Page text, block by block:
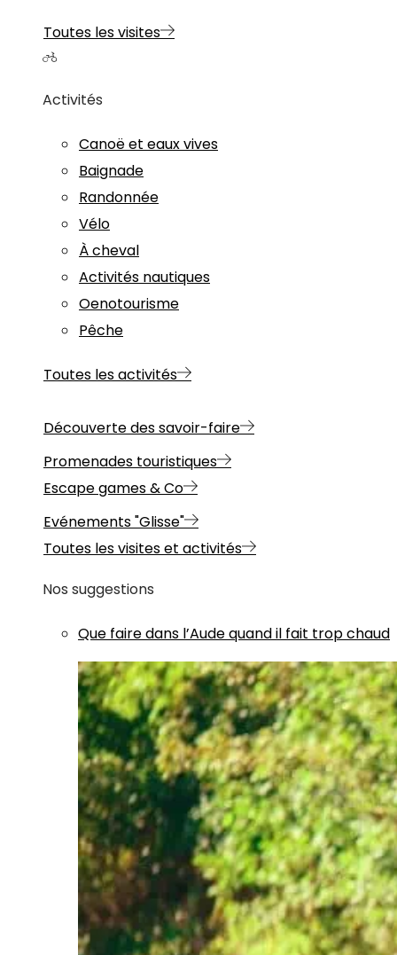
Toutes les visites
Activités
Canoë et eaux vives
Baignade
Randonnée
Vélo
À cheval
Activités nautiques
Oenotourisme
Pêche
Toutes les activités
Découverte des savoir-faire
Promenades touristiques
Escape games & Co
Evénements "Glisse"
Toutes les visites et activités
Nos suggestions
Que faire dans l’Aude quand il fait trop chaud